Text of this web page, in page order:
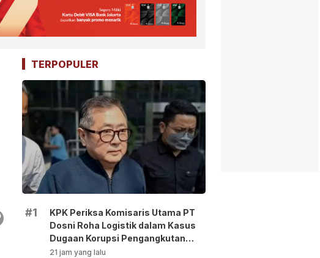
TERPOPULER
#1
KPK Periksa Komisaris Utama PT
Dosni Roha Logistik dalam Kasus
Dugaan Korupsi Pengangkutan
Bansos!
21 jam yang lalu